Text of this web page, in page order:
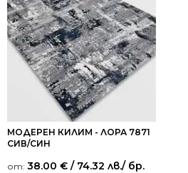
МОДЕРЕН КИЛИМ - ЛОРА 7871
СИВ/СИН
от: 38.00 € / 74.32 лв./ бр.